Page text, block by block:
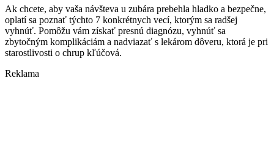
Ak chcete, aby vaša návšteva u zubára prebehla hladko a bezpečne,
oplatí sa poznať týchto 7 konkrétnych vecí, ktorým sa radšej
vyhnúť. Pomôžu vám získať presnú diagnózu, vyhnúť sa
zbytočným komplikáciám a nadviazať s lekárom dôveru, ktorá je pri
starostlivosti o chrup kľúčová.
Reklama